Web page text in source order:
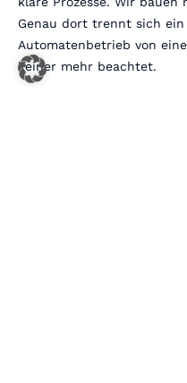
Genau dort trennt sich
Automatenbetrieb von
keiner mehr beachtet.